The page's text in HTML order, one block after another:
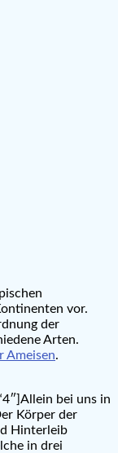
vor.
der
Arten.
Ameisen.
bei uns in
Körper der
Hinterleib
in drei